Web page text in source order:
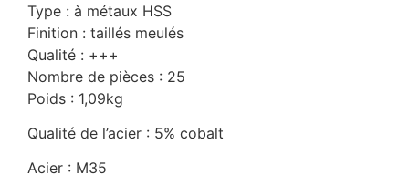
Type : à métaux HSS
Finition : taillés meulés
Qualité : +++
Nombre de pièces : 25
Poids : 1,09kg
Qualité de l’acier : 5% cobalt
Acier : M35